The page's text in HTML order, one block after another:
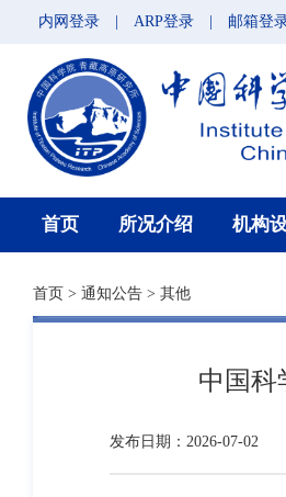
内网登录 ARP登录 邮箱登
首页 所况介绍 机构
首页 > 通知公告 > 其他
中国科
发布日期：2026-07-02